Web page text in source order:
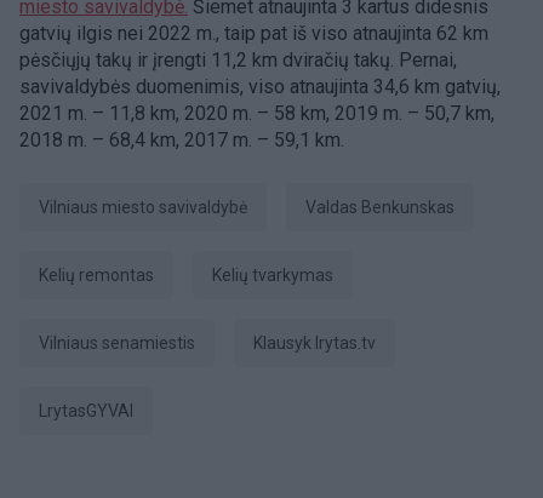
miesto savivaldybė. Šiemet atnaujinta 3 kartus didesnis
gatvių ilgis nei 2022 m., taip pat iš viso atnaujinta 62 km
pėsčiųjų takų ir įrengti 11,2 km dviračių takų. Pernai,
savivaldybės duomenimis, viso atnaujinta 34,6 km gatvių,
2021 m. – 11,8 km, 2020 m. – 58 km, 2019 m. – 50,7 km,
2018 m. – 68,4 km, 2017 m. – 59,1 km.
Vilniaus miesto savivaldybė Valdas Benkunskas
kelių remontas kelių tvarkymas
Vilniaus senamiestis Klausyk lrytas.tv
LrytasGYVAI